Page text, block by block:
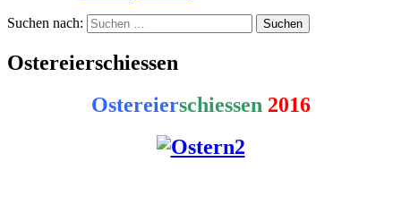
Suchen nach:
Ostereierschiessen
Ostereierschiessen 2016